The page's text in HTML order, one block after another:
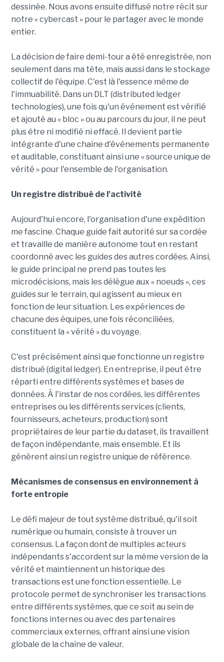
dessinée. Nous avons ensuite diffusé notre récit sur
notre « cybercast » pour le partager avec le monde
entier.
La décision de faire demi-tour a été enregistrée, non
seulement dans ma tête, mais aussi dans le stockage
collectif de l'équipe. C'est là l'essence même de
l'immuabilité. Dans un DLT (distributed ledger
technologies), une fois qu'un événement est vérifié
et ajouté au « bloc » ou au parcours du jour, il ne peut
plus être ni modifié ni effacé. Il devient partie
intégrante d'une chaîne d'événements permanente
et auditable, constituant ainsi une « source unique de
vérité » pour l'ensemble de l'organisation.
Un registre distribué de l'activité
Aujourd'hui encore, l'organisation d'une expédition
me fascine. Chaque guide fait autorité sur sa cordée
et travaille de manière autonome tout en restant
coordonné avec les guides des autres cordées. Ainsi,
le guide principal ne prend pas toutes les
microdécisions, mais les délègue aux « noeuds », ces
guides sur le terrain, qui agissent au mieux en
fonction de leur situation. Les expériences de
chacune des équipes, une fois réconciliées,
constituent la « vérité » du voyage.
C'est précisément ainsi que fonctionne un registre
distribué (digital ledger). En entreprise, il peut être
réparti entre différents systèmes et bases de
données. À l'instar de nos cordées, les différentes
entreprises ou les différents services (clients,
fournisseurs, acheteurs, production) sont
propriétaires de leur partie du dataset, ils travaillent
de façon indépendante, mais ensemble. Et ils
génèrent ainsi un registre unique de référence.
Mécanismes de consensus en environnement à
forte entropie
Le défi majeur de tout système distribué, qu'il soit
numérique ou humain, consiste à trouver un
consensus. La façon dont de multiples acteurs
indépendants s'accordent sur la même version de la
vérité et maintiennent un historique des
transactions est une fonction essentielle. Le
protocole permet de synchroniser les transactions
entre différents systèmes, que ce soit au sein de
fonctions internes ou avec des partenaires
commerciaux externes, offrant ainsi une vision
globale de la chaîne de valeur.